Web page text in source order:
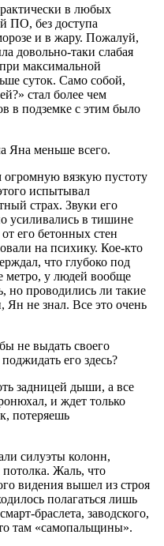
в любых
ПО, без доступа
и в жару. Пожалуй,
довольно-таки слабая
при максимальной
суток. Само собой,
стал более чем
в подземке с этим было
Яна меньше всего.
вязкую пустоту
испытывал
страх. Звуки его
усиливались в тишине
его бетонных стен
на психику. Кое-кто
что глубоко под
метро, у людей вообще
но проводились ли такие
Ян не знал. Все это очень
не выдать своего
его здесь?
задницей дыши, а все
и ждет только
потеряешь
силуэты колонн,
Жаль, что
видения вышел из строя
полагаться лишь
браслета, заводского,
там «самопальщины».